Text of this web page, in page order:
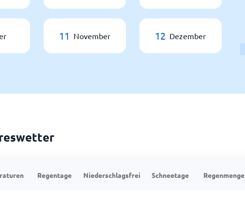
11 November 12 Dezember
Regentage Niederschlagsfrei Schneetage Regenmenge